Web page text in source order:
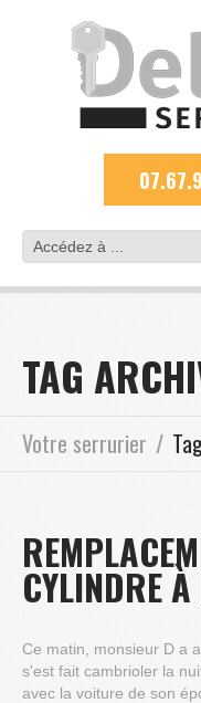
TAG
Votre serrurier
CYLINDRE
Ce matin, monsieur D a
s'est fait cambrioler la
avec la voiture de son